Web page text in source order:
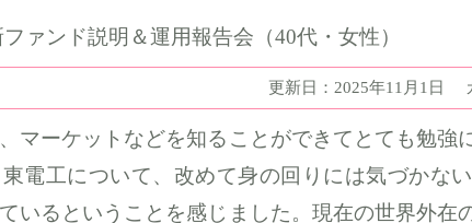
ファンド説明＆運用報告会（40代・女性）
更新日：2025年11月1日
マーケットなどを知ることができてとても勉強
電工について、改めて身の回りには気づかな
いるということを感じました。現在の世界外在